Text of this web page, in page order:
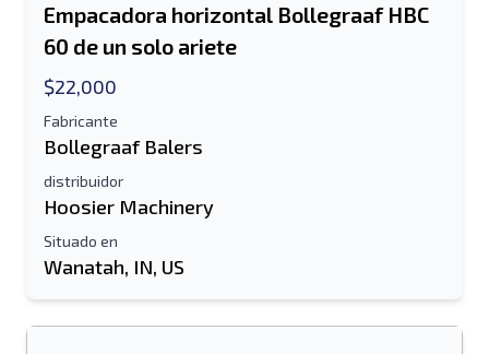
Empacadora horizontal Bollegraaf HBC
60 de un solo ariete
$22,000
Fabricante
Bollegraaf Balers
distribuidor
Hoosier Machinery
Situado en
Wanatah, IN, US